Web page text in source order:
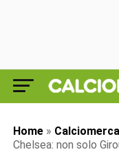
Home »
Chelsea: non solo